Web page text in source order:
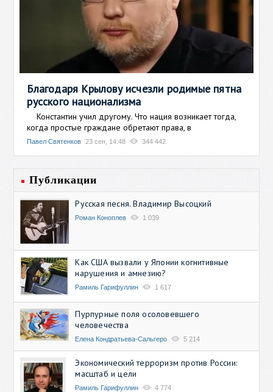
Благодаря Крылову исчезли родимые пятна
русского национализма
Константин учил другому. Что нация возникает тогда,
когда простые граждане обретают права, в
Павел Святенков 23 сен, 14:48 344 442
Публикации
Русская песня. Владимир Высоцкий
Роман Коноплев 1 039
Как США вызвали у Японии когнитивные
нарушения и амнезию?
Рамиль Гарифуллин 1 617
Пурпурные поля осоловевшего
человечества
Елена Кондратьева-Сальгеро 5 214
Экономический терроризм против России:
масштаб и цели
Рамиль Гарифуллин 4 774